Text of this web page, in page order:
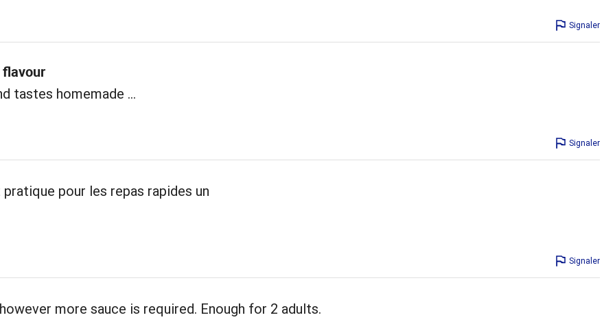
Signaler
tastes homemade ...
Signaler
pour les repas rapides un
Signaler
more sauce is required. Enough for 2 adults.